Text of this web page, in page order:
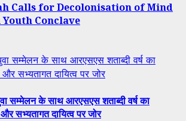
Calls for Decolonisation of Mind
Conclave
सम्मेलन के साथ आरएसएस शताब्दी वर्ष का
और सभ्यतागत दायित्व पर जोर
सम्मेलन के साथ आरएसएस शताब्दी वर्ष का
सभ्यतागत दायित्व पर जोर